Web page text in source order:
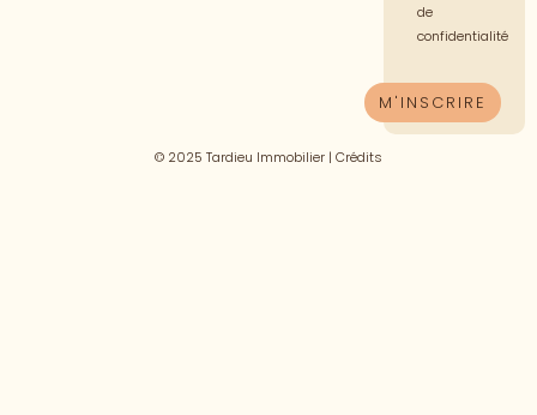
de
confidentialité
© 2025 Tardieu Immobilier | Crédits